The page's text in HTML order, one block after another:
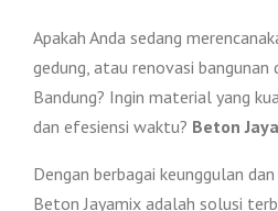
Apakah Anda sedang
gedung, atau renovasi bangunan
Bandung? Ingin material yang
dan efesiensi waktu? Beton
Dengan berbagai keunggulan
Beton Jayamix adalah solusi